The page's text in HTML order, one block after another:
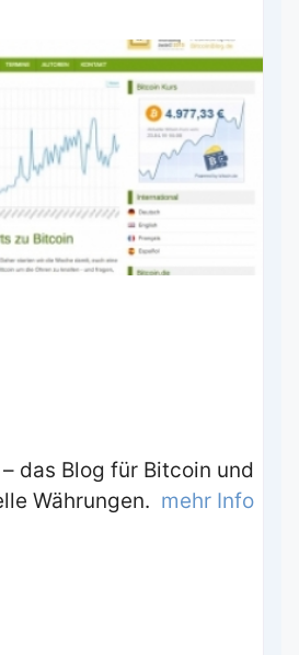
das Blog für Bitcoin und
Währungen. mehr Info